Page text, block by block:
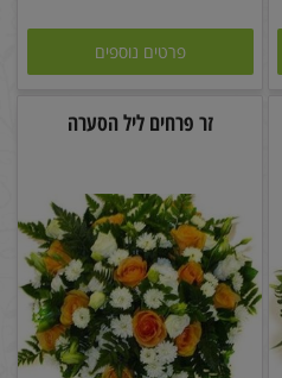
פרטים נוספים
זר פרחים ליל הסערה